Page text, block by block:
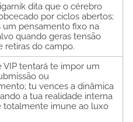
dita que o cérebro
por ciclos abertos;
um pensamento fixo na
quando geras tensão
retiras do campo.
VIP tentará te impor um
ou
tu vences a dinâmica
a tua realidade interna
totalmente imune ao luxo